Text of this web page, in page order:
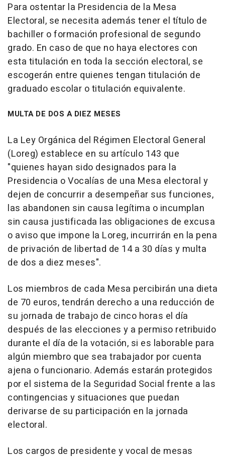
Para ostentar la Presidencia de la Mesa
Electoral, se necesita además tener el título de
bachiller o formación profesional de segundo
grado. En caso de que no haya electores con
esta titulación en toda la sección electoral, se
escogerán entre quienes tengan titulación de
graduado escolar o titulación equivalente.
MULTA DE DOS A DIEZ MESES
La Ley Orgánica del Régimen Electoral General
(Loreg) establece en su artículo 143 que
"quienes hayan sido designados para la
Presidencia o Vocalías de una Mesa electoral y
dejen de concurrir a desempeñar sus funciones,
las abandonen sin causa legítima o incumplan
sin causa justificada las obligaciones de excusa
o aviso que impone la Loreg, incurrirán en la pena
de privación de libertad de 14 a 30 días y multa
de dos a diez meses".
Los miembros de cada Mesa percibirán una dieta
de 70 euros, tendrán derecho a una reducción de
su jornada de trabajo de cinco horas el día
después de las elecciones y a permiso retribuido
durante el día de la votación, si es laborable para
algún miembro que sea trabajador por cuenta
ajena o funcionario. Además estarán protegidos
por el sistema de la Seguridad Social frente a las
contingencias y situaciones que puedan
derivarse de su participación en la jornada
electoral.
Los cargos de presidente y vocal de mesas